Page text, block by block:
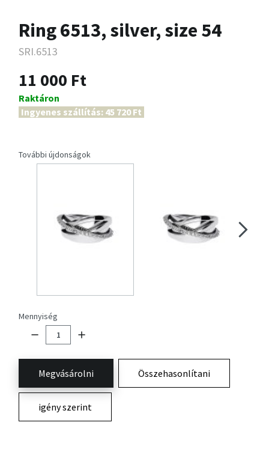
Ring 6513, silver, size 54
SRI.6513
11 000 Ft
Raktáron
Ingyenes szállítás: 45 720 Ft
További újdonságok
Mennyiség
Megvásárolni Összehasonlítani
igény szerint